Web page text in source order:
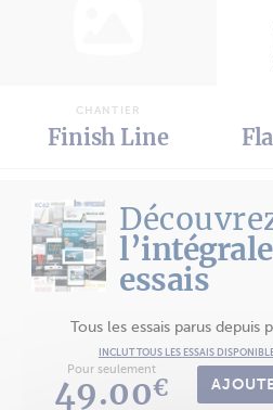
CHANTIER
Finish Line
essais
Tous les essais parus depuis
INCLUT TOUS LES ESSAIS
Pour seulement
49.00€